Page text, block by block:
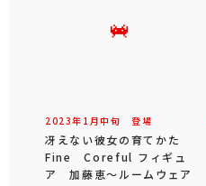
2023年 1 月中旬 登場
冴えない彼女の育てかた
Fine Coreful フィギュ
ア 加藤恵～ルームウェア